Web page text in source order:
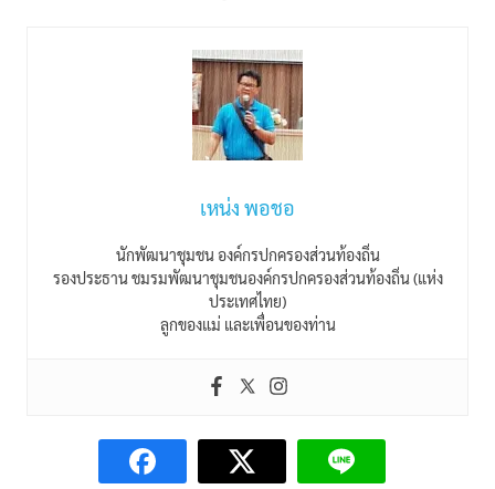
เหน่ง พอชอ
นักพัฒนาชุมชน องค์กรปกครองส่วนท้องถิ่น
รองประธาน ชมรมพัฒนาชุมชนองค์กรปกครองส่วนท้องถิ่น (แห่ง
ประเทศไทย)
ลูกของแม่ และเพื่อนของท่าน